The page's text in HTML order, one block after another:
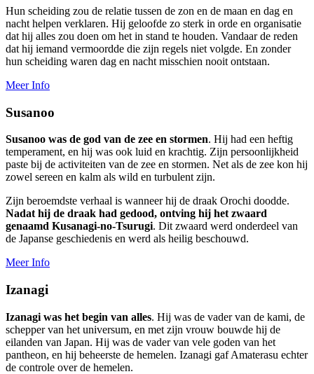
Hun scheiding zou de relatie tussen de zon en de maan en dag en
nacht helpen verklaren. Hij geloofde zo sterk in orde en organisatie
dat hij alles zou doen om het in stand te houden. Vandaar de reden
dat hij iemand vermoordde die zijn regels niet volgde. En zonder
hun scheiding waren dag en nacht misschien nooit ontstaan.
Meer Info
Susanoo
Susanoo was de god van de zee en stormen. Hij had een heftig
temperament, en hij was ook luid en krachtig. Zijn persoonlijkheid
paste bij de activiteiten van de zee en stormen. Net als de zee kon hij
zowel sereen en kalm als wild en turbulent zijn.
Zijn beroemdste verhaal is wanneer hij de draak Orochi doodde.
Nadat hij de draak had gedood, ontving hij het zwaard
genaamd Kusanagi-no-Tsurugi. Dit zwaard werd onderdeel van
de Japanse geschiedenis en werd als heilig beschouwd.
Meer Info
Izanagi
Izanagi was het begin van alles. Hij was de vader van de kami, de
schepper van het universum, en met zijn vrouw bouwde hij de
eilanden van Japan. Hij was de vader van vele goden van het
pantheon, en hij beheerste de hemelen. Izanagi gaf Amaterasu echter
de controle over de hemelen.